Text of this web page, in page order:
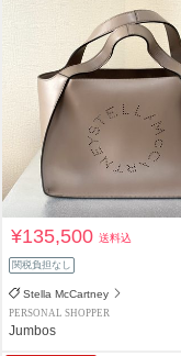
¥135,500送料込
関税負担なし
Stella McCartney
PERSONAL SHOPPER
Jumbos